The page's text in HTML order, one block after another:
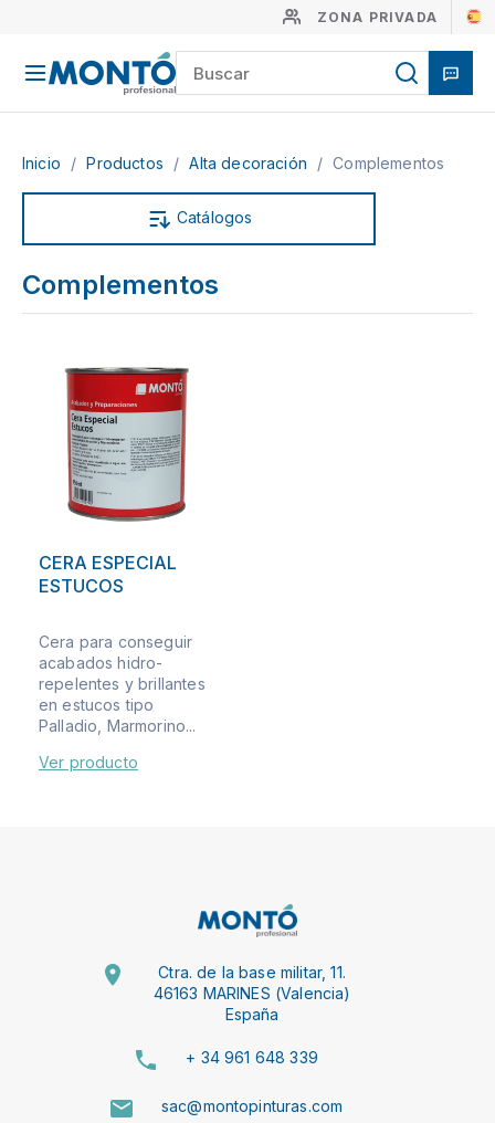
ZONA PRIVADA
Inicio / Productos / Alta decoración / Complementos
Catálogos
Complementos
CERA ESPECIAL
ESTUCOS
Cera para conseguir
acabados hidro-
repelentes y brillantes
en estucos tipo
Palladio, Marmorino...
Ver producto
Ctra. de la base militar, 11.
46163 MARINES (Valencia)
España
+ 34 961 648 339
sac@montopinturas.com